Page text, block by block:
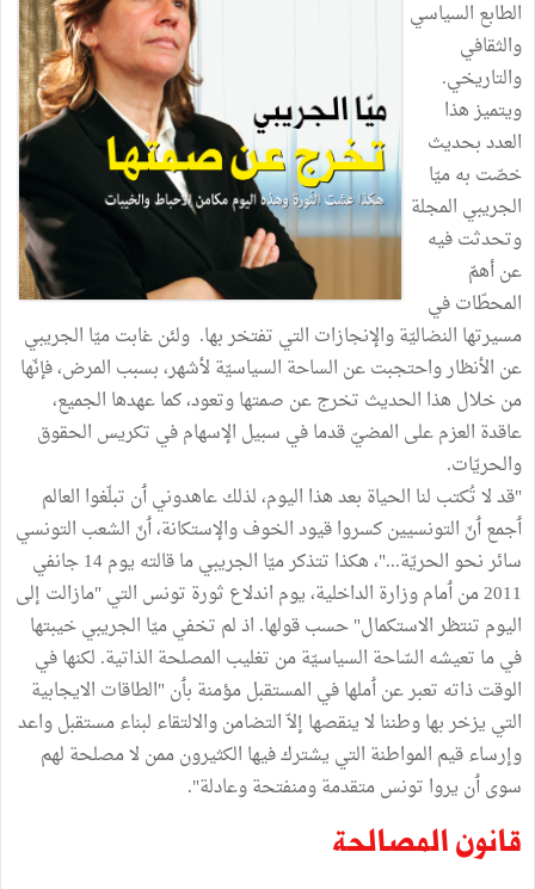
الطابع السياسي
والثقافي
والتاريخي.
ويتميز هذا
العدد بحديث
خصّت به ميّا
الجريبي المجلة
وتحدثت فيه
عن أهمّ
المحطّات في
مسيرتها النضاليّة والإنجازات التي تفتخر بها. ولئن غابت ميّا الجريبي
عن الأنظار واحتجبت عن الساحة السياسيّة لأشهر، بسبب المرض، فإنّها
من خلال هذا الحديث تخرج عن صمتها وتعود، كما عهدها الجميع،
عاقدة العزم على المضيّ قدما في سبيل الإسهام في تكريس الحقوق
والحريّات.
"قد لا تُكتب لنا الحياة بعد هذا اليوم، لذلك عاهدوني ٲن تبلّغوا العالم
ٲجمع ٲنّ التونسيين كسروا قيود الخوف والإستكانة، ٲنّ الشعب التونسي
سائر نحو الحريّة..."، هكذا تتذكر ميّا الجريبي ما قالته يوم 14 جانفي
2011 من ٲمام وزارة الداخلية، يوم اندلاع ثورة تونس التي "مازالت إلى
اليوم تنتظر الاستكمال" حسب قولها. اذ لم تخفي ميّا الجريبي خيبتها
في ما تعيشه السّاحة السياسيّة من تغليب المصلحة الذاتية. لكنها في
الوقت ذاته تعبر عن ٲملها في المستقبل مؤمنة بٲن "الطاقات الايجابية
التي يزخر بها وطننا لا ينقصها إلاّ التضامن والالتقاء لبناء مستقبل واعد
وإرساء قيم المواطنة التي يشترك فيها الكثيرون ممن لا مصلحة لهم
سوى ٲن يروا تونس متقدمة ومنفتحة وعادلة".
قانون المصالحة